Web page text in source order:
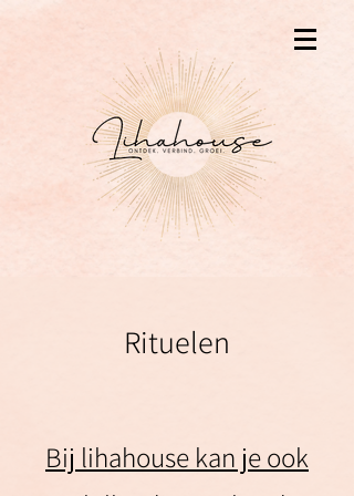
Rituelen
Bij lihahouse kan je ook